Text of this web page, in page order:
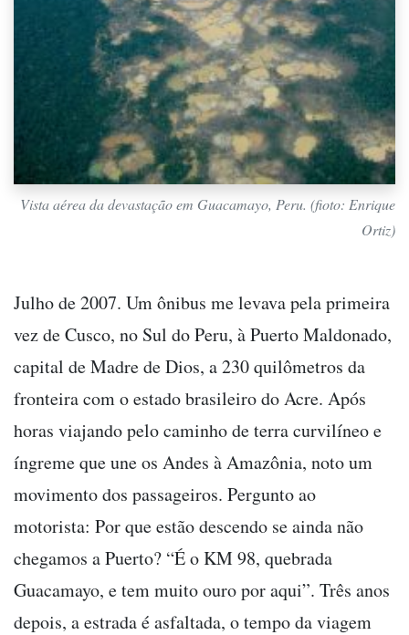
Vista aérea da devastação em Guacamayo, Peru. (fioto: Enrique
Ortiz)
Julho de 2007. Um ônibus me levava pela primeira
vez de Cusco, no Sul do Peru, à Puerto Maldonado,
capital de Madre de Dios, a 230 quilômetros da
fronteira com o estado brasileiro do Acre. Após
horas viajando pelo caminho de terra curvilíneo e
íngreme que une os Andes à Amazônia, noto um
movimento dos passageiros. Pergunto ao
motorista: Por que estão descendo se ainda não
chegamos a Puerto? “É o KM 98, quebrada
Guacamayo, e tem muito ouro por aqui”. Três anos
depois, a estrada é asfaltada, o tempo da viagem